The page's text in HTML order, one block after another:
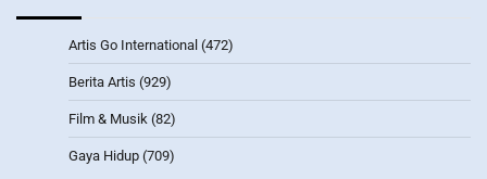
Artis Go International (472)
Berita Artis (929)
Film & Musik (82)
Gaya Hidup (709)